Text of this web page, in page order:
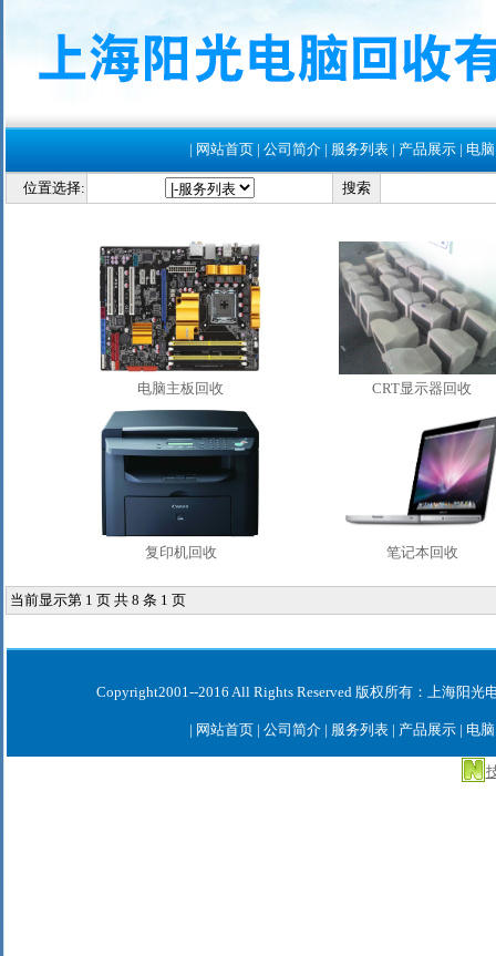
| 网站首页| 公司简介| 服务列表| 产品展示| 电
位置选择: 搜索
电脑主板回收 CRT显示器回收
复印机回收 笔记本回收
当前显示第 1 页 共 8 条 1 页
Copyright2001--2016 All Rights Reserved 版权所有：上海阳
| 网站首页| 公司简介| 服务列表| 产品展示| 电